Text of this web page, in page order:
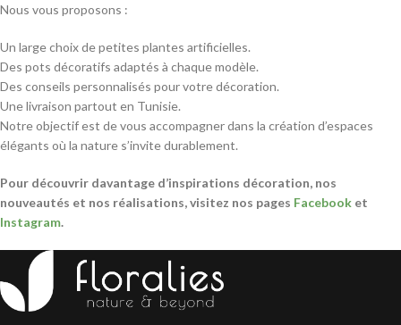
Nous vous proposons :
Un large choix de petites plantes artificielles.
Des pots décoratifs adaptés à chaque modèle.
Des conseils personnalisés pour votre décoration.
Une livraison partout en Tunisie.
Notre objectif est de vous accompagner dans la création d’espaces
élégants où la nature s’invite durablement.
Pour découvrir davantage d’inspirations décoration, nos
nouveautés et nos réalisations, visitez nos pages Facebook et
Instagram.